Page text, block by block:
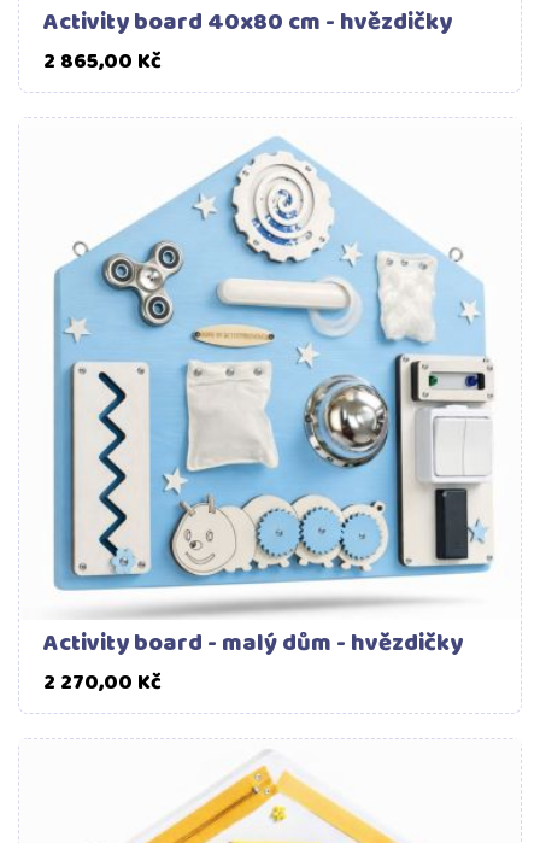
Activity board 40x80 cm - hvězdičky
2 865,00 KčCena
Activity board - malý dům - hvězdičky
2 270,00 KčCena